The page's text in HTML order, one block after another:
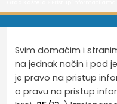
Svim domaćim i
na jednak način i pod
je pravo na pristup
o pravu na pristup